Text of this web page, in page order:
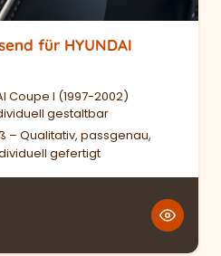
für HYUNDAI
Coupe I (1997-2002)
gestaltbar
– Qualitativ, passgenau,
gefertigt